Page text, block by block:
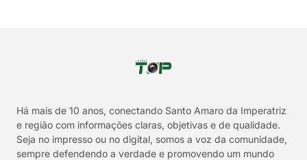
Há mais de 10 anos, conectando Santo Amaro da Imperatriz
e região com informações claras, objetivas e de qualidade.
Seja no impresso ou no digital, somos a voz da comunidade,
sempre defendendo a verdade e promovendo um mundo